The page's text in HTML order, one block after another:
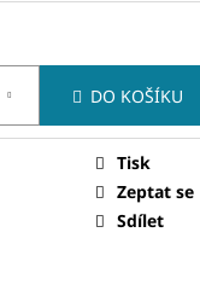
DO KOŠÍKU
Tisk
Zeptat se
Sdílet